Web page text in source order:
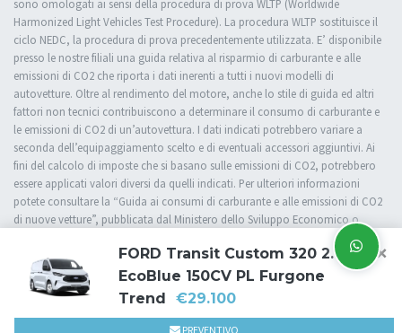
×
FORD Transit Custom 320 2.0
EcoBlue 150CV PL Furgone
Trend
€29.100
PREVENTIVO
sono omologati ai sensi della procedura di prova WLTP (Worldwide
Harmonized Light Vehicles Test Procedure). La procedura WLTP sostituisce il
ciclo NEDC, la procedura di prova precedentemente utilizzata. E’ disponibile
presso le nostre filiali una guida relativa al risparmio di carburante e alle
emissioni di CO2 che riporta i dati inerenti a tutti i nuovi modelli di
autovetture. Oltre al rendimento del motore, anche lo stile di guida ed altri
fattori non tecnici contribuiscono a determinare il consumo di carburante e
le emissioni di CO2 di un’autovettura. I dati indicati potrebbero variare a
seconda dell’equipaggiamento scelto e di eventuali accessori aggiuntivi. Ai
fini del calcolo di imposte che si basano sulle emissioni di CO2, potrebbero
essere applicati valori diversi da quelli indicati. Per ulteriori informazioni
potete consultare la “Guida ai consumi di carburante e alle emissioni di CO2
di nuove vetture”, pubblicata dal Ministero dello Sviluppo Economico o